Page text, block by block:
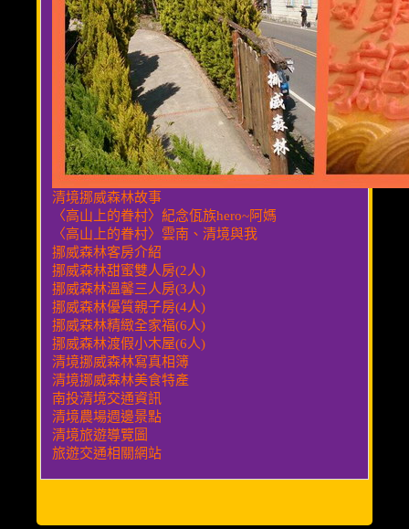
清境挪威森林故事
〈高山上的眷村〉紀念佤族hero~阿媽
〈高山上的眷村〉雲南、清境與我
挪威森林客房介紹
挪威森林甜蜜雙人房(2人)
挪威森林溫馨三人房(3人)
挪威森林優質親子房(4人)
挪威森林精緻全家福(6人)
挪威森林渡假小木屋(6人)
清境挪威森林寫真相簿
清境挪威森林美食特產
南投清境交通資訊
清境農場週邊景點
清境旅遊導覽圖
旅遊交通相關網站